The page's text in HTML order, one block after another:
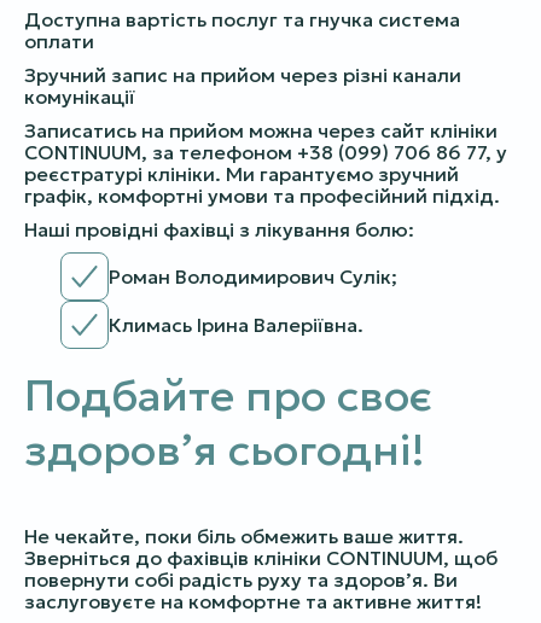
Доступна вартість послуг та гнучка система
оплати
Зручний запис на прийом через різні канали
комунікації
Записатись на прийом можна через сайт клініки
CONTINUUM, за телефоном +38 (099) 706 86 77, у
реєстратурі клініки. Ми гарантуємо зручний
графік, комфортні умови та професійний підхід.
Наші провідні фахівці з лікування болю:
Роман Володимирович Сулік;
Климась Ірина Валеріївна.
Подбайте про своє
здоров’я сьогодні!
Не чекайте, поки біль обмежить ваше життя.
Зверніться до фахівців клініки CONTINUUM, щоб
повернути собі радість руху та здоров’я. Ви
заслуговуєте на комфортне та активне життя!